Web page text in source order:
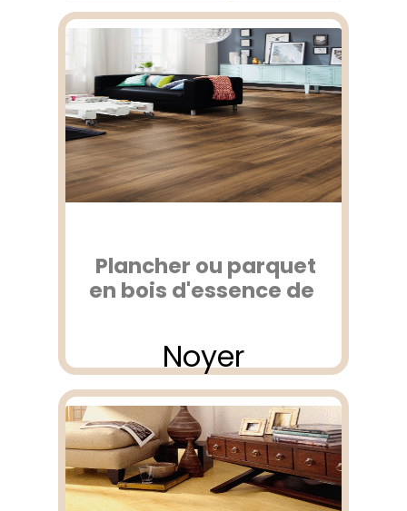
Plancher ou parquet
en bois d'essence de
Noyer